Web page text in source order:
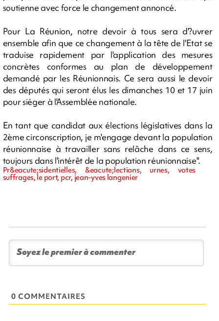
soutienne avec force le changement annoncé.
Pour La Réunion, notre devoir à tous sera d'?uvrer
ensemble afin que ce changement à la tête de l'Etat se
traduise rapidement par l'application des mesures
concrètes conformes au plan de développement
demandé par les Réunionnais. Ce sera aussi le devoir
des députés qui seront élus les dimanches 10 et 17 juin
pour siéger à l'Assemblée nationale.
En tant que candidat aux élections législatives dans la
2ème circonscription, je m'engage devant la population
réunionnaise à travailler sans relâche dans ce sens,
toujours dans l'intérêt de la population réunionnaise".
Pr&eacute;sidentielles, &eacute;lections, urnes, votes
suffrages, le port, pcr, jean-yves langenier
0 COMMENTAIRES